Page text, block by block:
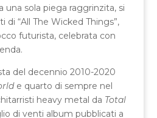
una sola piega raggrinzita, si
di “All The Wicked Things”,
futurista, celebrata con
del decennio 2010-2020
e quarto di sempre nel
heavy metal da Total
di venti album pubblicati a